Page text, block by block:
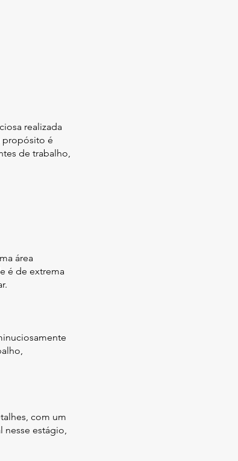
realizada
propósito é
de trabalho,
área
é de extrema
com um
nesse estágio,